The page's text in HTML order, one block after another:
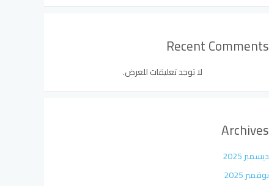
Recent Comments
لا توجد تعليقات للعرض.
Archives
ديسمبر 2025
نوفمبر 2025